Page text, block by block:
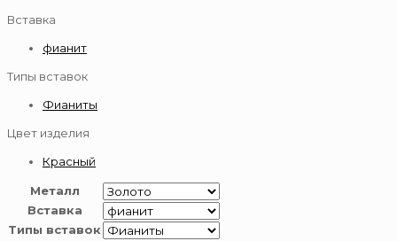
Вставка
фианит
Типы вставок
Фианиты
Цвет изделия
Красный
Металл
Вставка
Типы вставок